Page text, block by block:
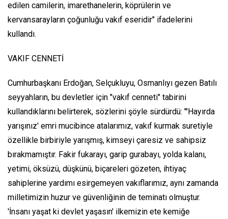
edilen camilerin, imarethanelerin, köprülerin ve
kervansarayların çoğunluğu vakıf eseridir" ifadelerini
kullandı.
VAKIF CENNETİ
Cumhurbaşkanı Erdoğan, Selçukluyu, Osmanlıyı gezen Batılı
seyyahların, bu devletler için "vakıf cenneti" tabirini
kullandıklarını belirterek, sözlerini şöyle sürdürdü: "'Hayırda
yarışınız' emri mucibince atalarımız, vakıf kurmak suretiyle
özellikle birbiriyle yarışmış, kimseyi çaresiz ve sahipsiz
bırakmamıştır. Fakir fukarayı, garip gurabayı, yolda kalanı,
yetimi, öksüzü, düşkünü, biçareleri gözeten, ihtiyaç
sahiplerine yardımı esirgemeyen vakıflarımız, aynı zamanda
milletimizin huzur ve güvenliğinin de teminatı olmuştur.
'İnsanı yaşat ki devlet yaşasın' ilkemizin ete kemiğe